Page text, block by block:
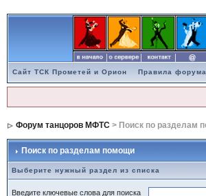
Сайт ТСК Прометей и Орион Правила
Форум танцоров МФТС> Поиск по разделам
Поиск по разделам помощи
Выберите нужный раздел из списка
Введите ключевые слова для поиска